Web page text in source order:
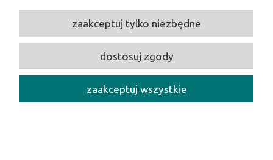
Linkedin
Youtube
CentrumOpalania/ Hołubcowa 49, 02-821 Warszawa /NIP:
609017017 / E-mail:centrumopalania@wp.pl
zaakceptuj tylko niezbędne
dostosuj zgody
zaakceptuj wszystkie